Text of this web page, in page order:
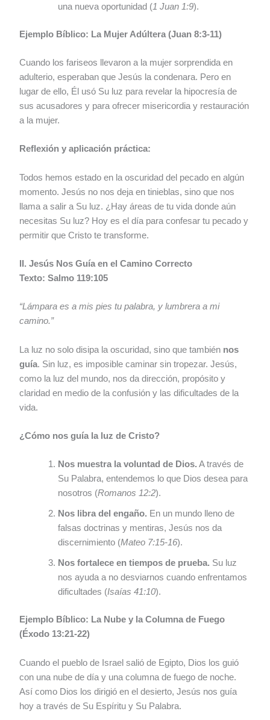
una nueva oportunidad (1 Juan 1:9).
Ejemplo Bíblico: La Mujer Adúltera (Juan 8:3-11)
Cuando los fariseos llevaron a la mujer sorprendida en
adulterio, esperaban que Jesús la condenara. Pero en
lugar de ello, Él usó Su luz para revelar la hipocresía de
sus acusadores y para ofrecer misericordia y restauración
a la mujer.
Reflexión y aplicación práctica:
Todos hemos estado en la oscuridad del pecado en algún
momento. Jesús no nos deja en tinieblas, sino que nos
llama a salir a Su luz. ¿Hay áreas de tu vida donde aún
necesitas Su luz? Hoy es el día para confesar tu pecado y
permitir que Cristo te transforme.
II. Jesús Nos Guía en el Camino Correcto
Texto: Salmo 119:105
“Lámpara es a mis pies tu palabra, y lumbrera a mi
camino.”
La luz no solo disipa la oscuridad, sino que también nos
guía. Sin luz, es imposible caminar sin tropezar. Jesús,
como la luz del mundo, nos da dirección, propósito y
claridad en medio de la confusión y las dificultades de la
vida.
¿Cómo nos guía la luz de Cristo?
Nos muestra la voluntad de Dios. A través de
Su Palabra, entendemos lo que Dios desea para
nosotros (Romanos 12:2).
Nos libra del engaño. En un mundo lleno de
falsas doctrinas y mentiras, Jesús nos da
discernimiento (Mateo 7:15-16).
Nos fortalece en tiempos de prueba. Su luz
nos ayuda a no desviarnos cuando enfrentamos
dificultades (Isaías 41:10).
Ejemplo Bíblico: La Nube y la Columna de Fuego
(Éxodo 13:21-22)
Cuando el pueblo de Israel salió de Egipto, Dios los guió
con una nube de día y una columna de fuego de noche.
Así como Dios los dirigió en el desierto, Jesús nos guía
hoy a través de Su Espíritu y Su Palabra.